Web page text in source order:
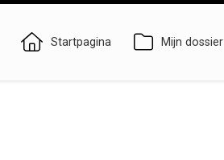
Startpagina Mijn dossier